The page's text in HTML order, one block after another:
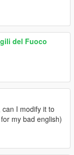
del Fuoco
I modify it to
my bad english)